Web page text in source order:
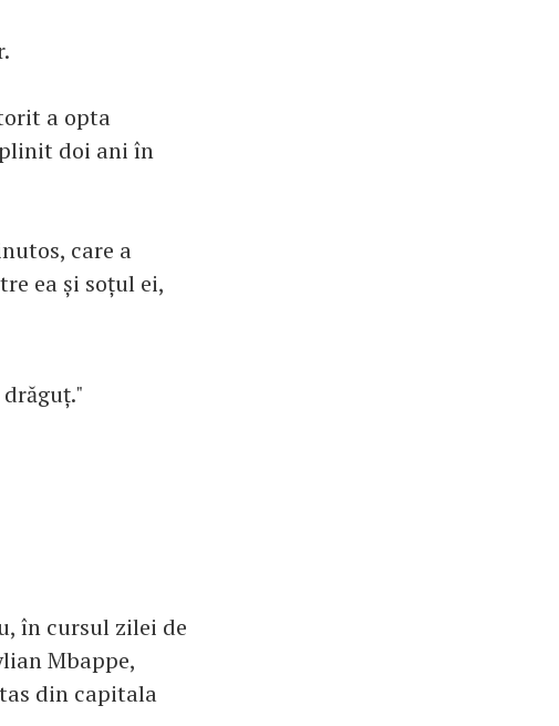
a opta
doi ani în
care a
ea și soțul ei,
în cursul zilei de
Mbappe,
din capitala